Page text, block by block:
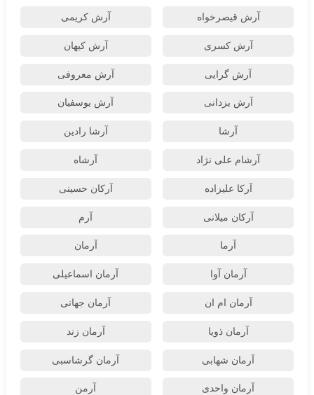
آرش قیصرخواه آرش کریمی
آرش کسری آرش کیهان
آرش گرایی آرش معروفی
آرش یزدانی آرش یوسفیان
آرشا آرشا رادین
آرشام علی نژاد آرشاه
آرکا علیزاده آرکان حسینی
آرکان میلانی آرم
آرما آرمان
آرمان آوا آرمان اسماعیلی
آرمان ام ان آرمان جهانی
آرمان ذویا آرمان زند
آرمان شهابی آرمان گرشاسبی
آرمان واحدی آرمن